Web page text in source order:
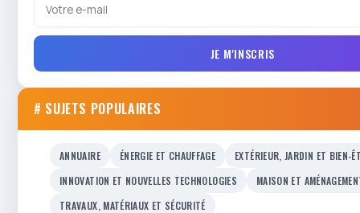
JE M'INSCRIS
# SUJETS POPULAIRES
ANNUAIRE ÉNERGIE ET CHAUFFAGE
EXTÉRIEUR, JARDIN ET BIEN-
INNOVATION ET NOUVELLES TECHNOLOGIES
MAISON ET
TRAVAUX, MATÉRIAUX ET SÉCURITÉ